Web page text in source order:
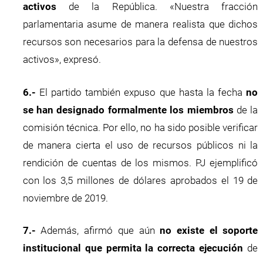
activos de la República. «Nuestra fracción
parlamentaria asume de manera realista que dichos
recursos son necesarios para la defensa de nuestros
activos», expresó.
6.- El partido también expuso que hasta la fecha no
se han designado formalmente los miembros de la
comisión técnica. Por ello, no ha sido posible verificar
de manera cierta el uso de recursos públicos ni la
rendición de cuentas de los mismos. PJ ejemplificó
con los 3,5 millones de dólares aprobados el 19 de
noviembre de 2019.
7.-Además, afirmó que aún no existe el soporte
institucional que permita la correcta ejecución de